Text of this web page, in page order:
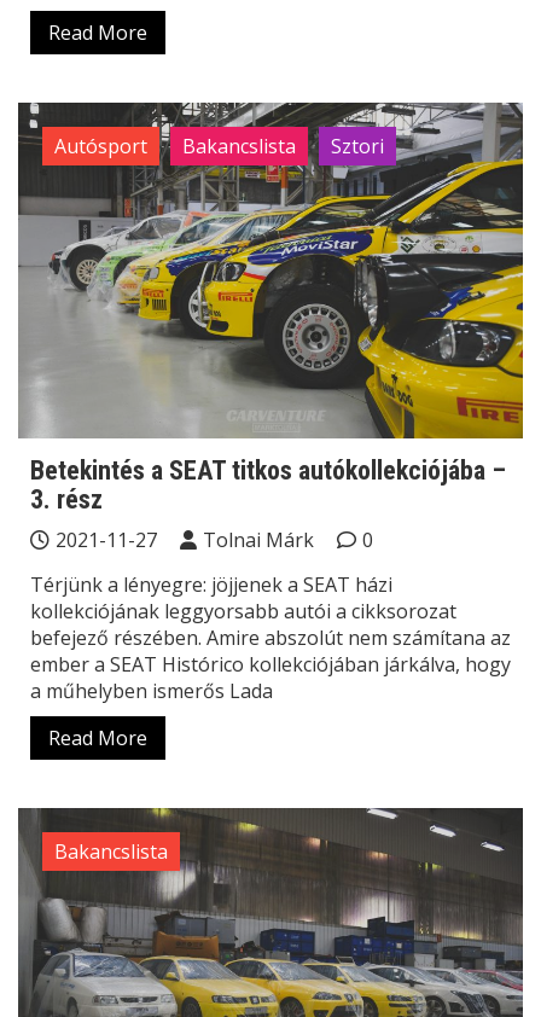
Read More
Autósport Bakancslista Sztori
Betekintés a SEAT titkos autókollekciójába –
3. rész
2021-11-27 Tolnai Márk
0
Térjünk a lényegre: jöjjenek a SEAT házi
kollekciójának leggyorsabb autói a cikksorozat
befejező részében. Amire abszolút nem számítana az
ember a SEAT Histórico kollekciójában járkálva, hogy
a műhelyben ismerős Lada
Read More
Bakancslista